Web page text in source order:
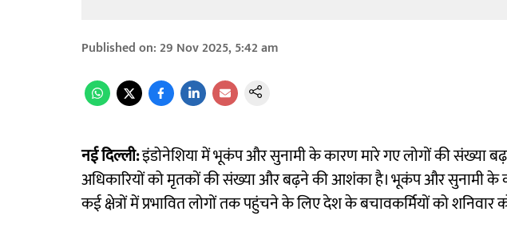
Published on:29 Nov 2025, 5:42 am
नई दिल्ली:इंडोनेशिया में भूकंप और सुनामी के कारण मारे गए लोगों की संख्या
अधिकारियों को मृतकों की संख्या और बढ़ने की आशंका है। भूकंप और सुनामी के
कई क्षेत्रों में प्रभावित लोगों तक पहुंचने के लिए देश के बचावकर्मियों को शनिवार